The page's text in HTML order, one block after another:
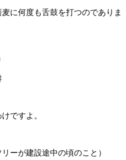
に何度も舌鼓を打つのでありま
ですよ。
ーが建設途中の頃のこと）